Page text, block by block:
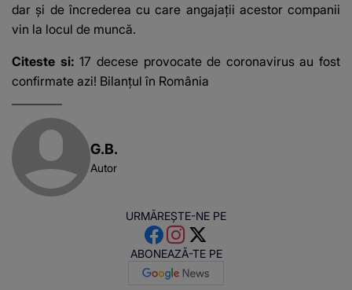
dar şi de încrederea cu care angajaţii acestor companii
vin la locul de muncă.
Citeste si:17 decese provocate de coronavirus au fost
confirmate azi! Bilanțul în România
G.B.
Autor
URMĂREȘTE-NE PE
ABONEAZĂ-TE PE